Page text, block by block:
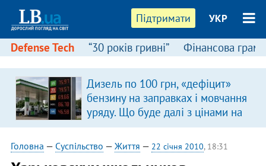
Підтримати УКР
Defense Tech “30 років гривні” Фінансова
Дизель по 100 грн, «дефіцит»
бензину на заправках і мовчання
уряду. Що буде далі з цінами на
пальне?
Головна — Суспільство — Життя — 22 січня 2010, 18:31